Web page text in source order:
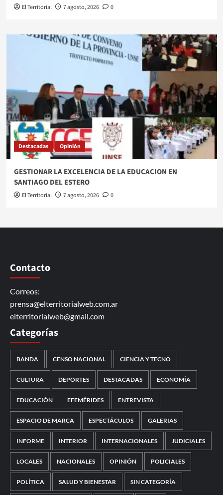
El Territorial 7 agosto, 2026 0
Destacadas Opinión
GESTIONAR LA EXCELENCIA DE LA EDUCACION EN
SANTIAGO DEL ESTERO
El Territorial 7 agosto, 2026 0
Contacto
Correos:
prensa@elterritorialweb.com.ar
elterritorialweb@gmail.com
Categorías
BANDA CENSO NACIONAL CIENCIA Y TECNO
CULTURA DEPORTES DESTACADAS ECONOMÍA
EDUCACIÓN EFEMÉRIDES ENTREVISTA
ESPACIO DE MARCA ESPECTÁCULOS GALERIAS
INFORME INTERIOR INTERNACIONALES JUDICIALES
LOCALES NACIONALES OPINIÓN POLICIALES
POLÍTICA SALUD Y BIENESTAR SIN CATEGORÍA